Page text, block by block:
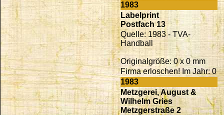
1983
Labelprint
Postfach 13
Quelle: 1983 - TVA-
Handball
Originalgröße: 0 x 0 mm
Firma erloschen! Im Jahr: 0
1983
Metzgerei, August &
Wilhelm Gries
Metzgerstraße 2